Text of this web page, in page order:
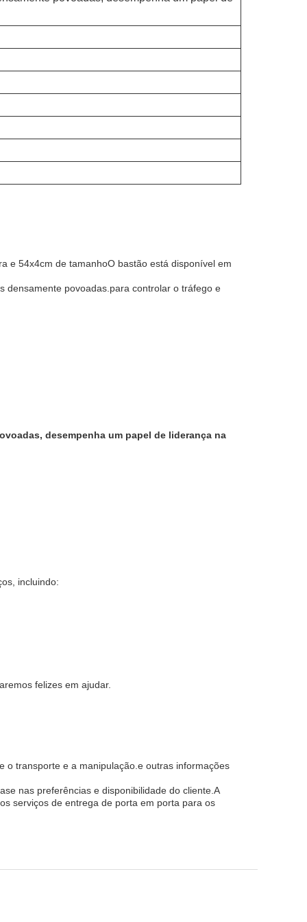
e 54x4cm de tamanhoO bastão está disponível em
densamente povoadas.para controlar o tráfego e
desempenha um papel de liderança na
incluindo:
felizes em ajudar.
o transporte e a manipulação.e outras informações
nas preferências e disponibilidade do cliente.A
serviços de entrega de porta em porta para os